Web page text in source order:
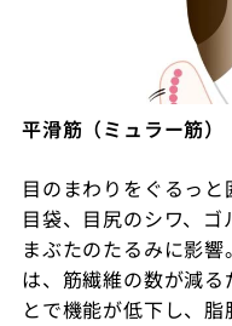
平滑筋（ミュラー筋）
目のまわりをぐるっ
目袋、目尻のシワ、
まぶたのたるみに影
は、筋繊維の数が減
とで機能が低下し、脂